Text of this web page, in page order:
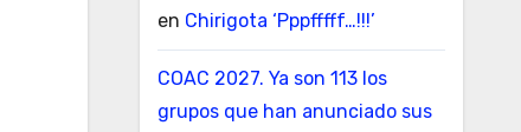
en Chirigota ‘Pppfffff…!!!’
COAC 2027. Ya son 113 los
grupos que han anunciado sus